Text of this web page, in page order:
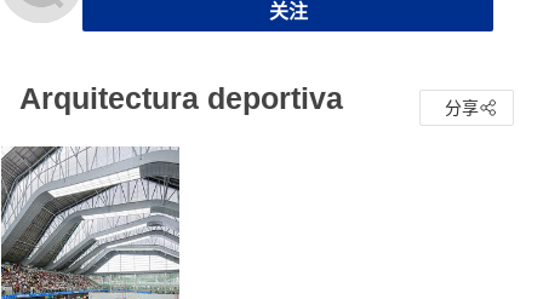
关注
Arquitectura deportiva 分享